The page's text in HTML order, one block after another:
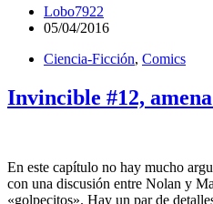
Lobo7922
05/04/2016
Ciencia-Ficción, Comics
Invincible #12,
En este capítulo no hay mucho
con una discusión entre Nolan y
«golpecitos». Hay un par de